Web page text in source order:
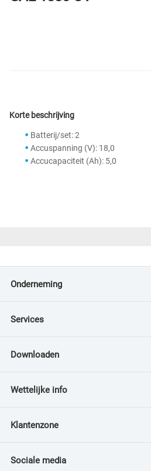
Korte beschrijving
Batterij/set: 2
Accuspanning (V): 18,0
Accucapaciteit (Ah): 5,0
Onderneming
Services
Downloaden
Wettelijke info
Klantenzone
Sociale media